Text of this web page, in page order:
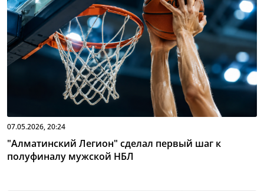
07.05.2026, 20:24
"Алматинский Легион" сделал первый шаг к
полуфиналу мужской НБЛ